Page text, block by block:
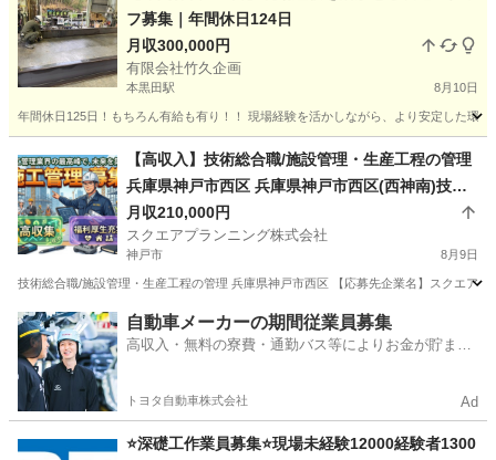
フ募集｜年間休日124日
月収300,000円
有限会社竹久企画
本黒田駅 8月10日
年間休日125日！もちろん有給も有り！！ 現場経験を活かしながら、より安定した環
本黒田駅 土木 社員募集
【高収入】技術総合職/施設管理・生産工程の管理
兵庫県神戸市西区 兵庫県神戸市西区(西神南)技術
総合職/施設管理・生産工程の管理
月収210,000円
スクエアプランニング株式会社
神戸市 8月9日
技術総合職/施設管理・生産工程の管理 兵庫県神戸市西区 【応募先企業名】スクエア
兵庫 神戸市 施工管理
自動車メーカーの期間従業員募集
高収入・無料の寮費・通勤バス等によりお金が貯まり
トヨタ自動車株式会社 Ad
⭐️深礎工作業員募集⭐️現場未経験12000経験者1300